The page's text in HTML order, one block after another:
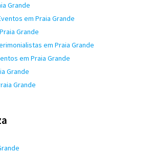
Grande
em Praia Grande
Grande
em Praia Grande
em Praia Grande
Grande
Grande